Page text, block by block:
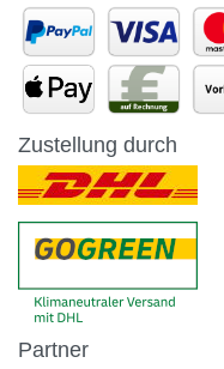
Zustellung durch
Partner